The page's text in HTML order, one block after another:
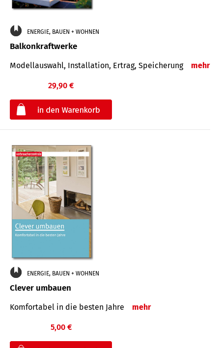
ENERGIE, BAUEN + WOHNEN
Balkonkraftwerke
Modellauswahl, Installation, Ertrag, Speicherung mehr
29,90 €
ENERGIE, BAUEN + WOHNEN
Clever umbauen
Komfortabel in die besten Jahre mehr
5,00 €